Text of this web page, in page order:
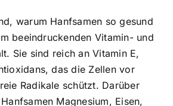
warum Hanfsamen so gesund
beeindruckenden Vitamin- und
Sie sind reich an Vitamin E,
das die Zellen vor
Radikale schützt. Darüber
Magnesium, Eisen,